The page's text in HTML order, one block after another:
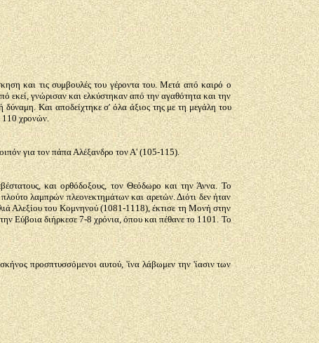
και τις συμβουλές του γέροντα του. Μετά από καιρό ο
εκεί, γνώρισαν και ελκύστηκαν από την αγαθότητα και την
Και αποδείχτηκε σ' όλα άξιος της με τη μεγάλη του
110 χρονών.
για τον πάπα Αλέξανδρο τον Α' (105-115).
και ορθόδοξους, τον Θεόδωρο και την Άννα. Το
λαμπρών πλεονεκτημάτων και αρετών. Διότι δεν ήταν
Αλεξίου του Κομνηνού (1081-1118), έκτισε τη Μονή στην
Εύβοια διήρκεσε 7-8 χρόνια, όπου και πέθανε το 1101. Το
προσπτυσσόμενοι αυτού, 'ίνα λάβωμεν την 'ίασιν των